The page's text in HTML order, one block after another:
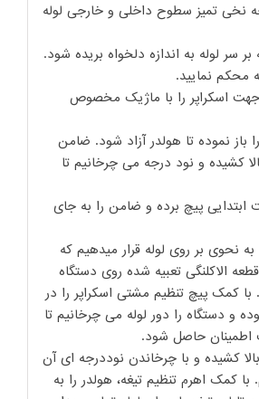
نخی تمیز سطوح داخلی و خارجی لوله
جهت اسکراپر را با ماژیک مخصوص
باز نموده تا هولدر آزاد شود. ضامن
کشیده و نود درجه می چرخانیم تا
ابتدایی پیچ برده و ضامن را به جای
به نحوی بر روی لوله قرار میدهیم که
الاکلنگی تعبیه شده روی دستگاه
با کمک پیچ تنظیم مشتی اسکراپر را در
و دستگاه را دور لوله می چرخانیم تا
اطمینان حاصل شود.
کشیده و با چرخاندن نوددرجه ای آن
با کمک اهرم تنظیم تیغه، هولدر را به